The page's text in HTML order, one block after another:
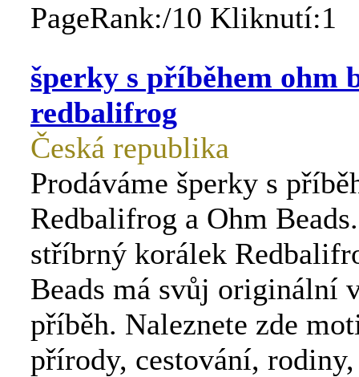
PageRank:/10 Kliknutí:1
šperky s příběhem ohm
redbalifrog
Česká republika
Prodáváme šperky s
Redbalifrog a Ohm
stříbrný korálek
Beads má svůj originální
příběh. Naleznete zde
přírody, cestování,